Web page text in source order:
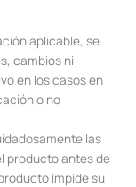
aplicable, se
cambios ni
en los casos en
o no
las
producto antes de
impide su